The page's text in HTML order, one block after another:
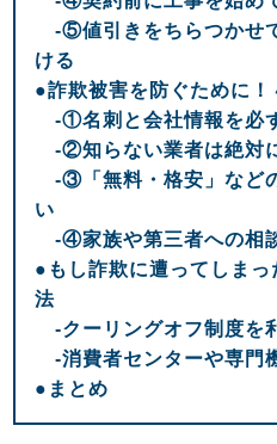
-⑤値引きをちらつかせ
ける
●詐欺被害を防ぐために
-①名刺と会社情報を必
-②知らない業者は絶対
-③「無料・格安」など
い
-④家族や第三者への相
●もし詐欺に遭ってしま
法
-クーリングオフ制度を
-消費者センターや専門
●まとめ